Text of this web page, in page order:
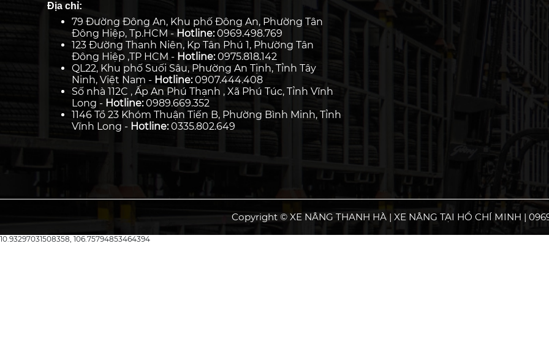
Địa chỉ:
79 Đường Đông An, Khu phố Đông An, Phường Tân
Đông Hiệp, Tp.HCM - Hotline:0969.498.769
123 Đường Thanh Niên, Kp Tân Phú 1, Phường Tân
Đông Hiệp ,TP HCM - Hotline:0975.818.142
QL22, Khu phố Suối Sâu, Phường An Tịnh, Tỉnh Tây
Ninh, Việt Nam - Hotline:0907.444.408
Số nhà 112C , Ấp An Phú Thạnh , Xã Phú Túc, Tỉnh Vĩnh
Long - Hotline:0989.669.352
1146 Tổ 23 Khóm Thuận Tiến B, Phường Bình Minh, Tỉnh
Vĩnh Long - Hotline:0335.802.649
Copyright © XE NÂNG THANH HÀ | XE NÂNG TẠI HỒ CHÍ MINH |
10.93297031508358, 106.75794853464394